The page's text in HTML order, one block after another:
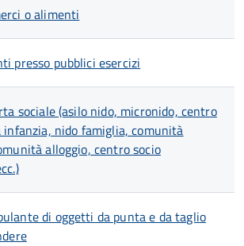
o alimenti
presso pubblici esercizi
sociale (asilo nido, micronido, centro
infanzia, nido famiglia, comunità
alloggio, centro socio
di oggetti da punta e da taglio